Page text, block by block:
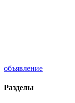
объявление
Разделы